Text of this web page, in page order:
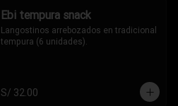
Ebi tempura snack
Langostinos arrebozados en tradicional
tempura (6 unidades).
S/ 32.00